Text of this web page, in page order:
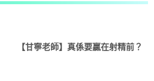
【甘寧老師】真係要贏在射精前？